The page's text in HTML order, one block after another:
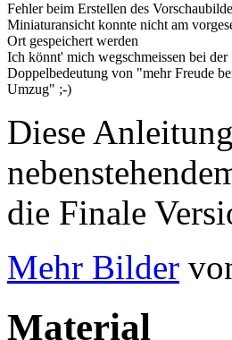
Fehler beim Erstellen des
Miniaturansicht konnte nicht am
Ort gespeichert werden
Ich könnt' mich wegschmeissen bei der
Doppelbedeutung von "mehr Freude
Umzug" ;-)
Diese
die Finale
Mehr Bilder
Material